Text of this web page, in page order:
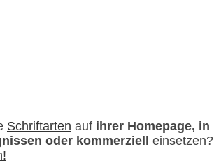
Schriftarten auf ihrer Homepage, in
oder kommerziell